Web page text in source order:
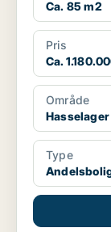
Ca. 85 m2
Pris
Ca.
Område
Hasselager
Type